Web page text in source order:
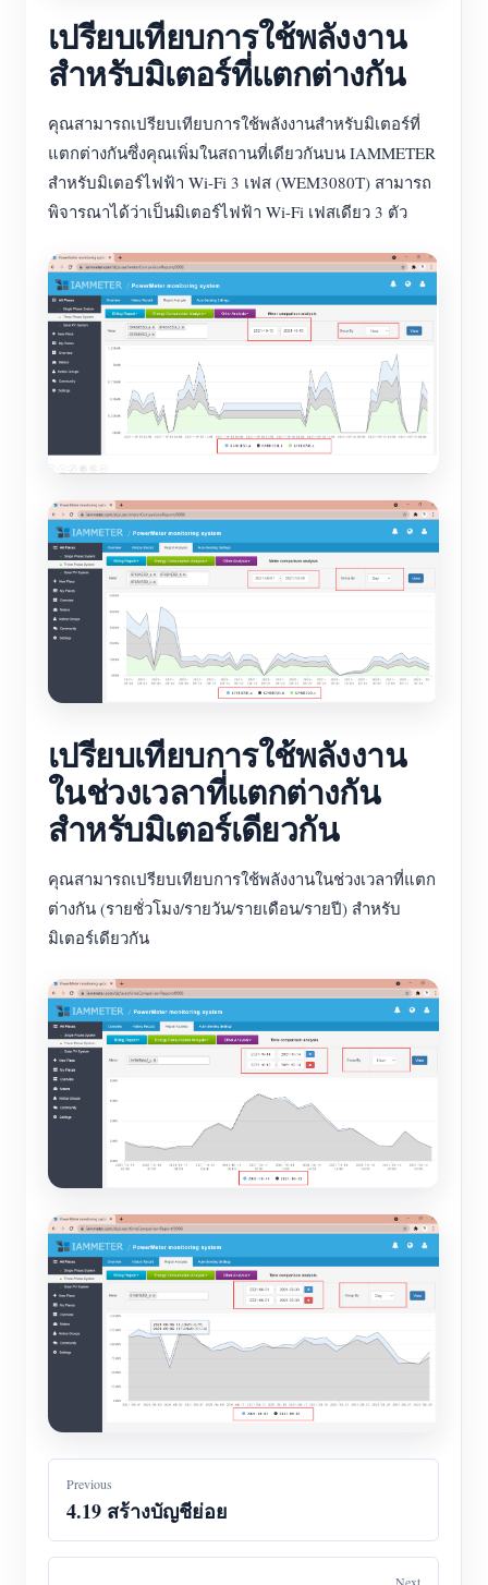
เปรียบเทียบการใช้พลังงาน
สำหรับมิเตอร์ที่แตกต่างกัน
คุณสามารถเปรียบเทียบการใช้พลังงานสำหรับมิเตอร์ที่
แตกต่างกันซึ่งคุณเพิ่มในสถานที่เดียวกันบน IAMMETER
สำหรับมิเตอร์ไฟฟ้า Wi-Fi 3 เฟส (WEM3080T) สามารถ
พิจารณาได้ว่าเป็นมิเตอร์ไฟฟ้า Wi-Fi เฟสเดียว 3 ตัว
เปรียบเทียบการใช้พลังงาน
ในช่วงเวลาที่แตกต่างกัน
สำหรับมิเตอร์เดียวกัน
คุณสามารถเปรียบเทียบการใช้พลังงานในช่วงเวลาที่แตก
ต่างกัน (รายชั่วโมง/รายวัน/รายเดือน/รายปี) สำหรับ
มิเตอร์เดียวกัน
Previous
4.19 สร้างบัญชีย่อย